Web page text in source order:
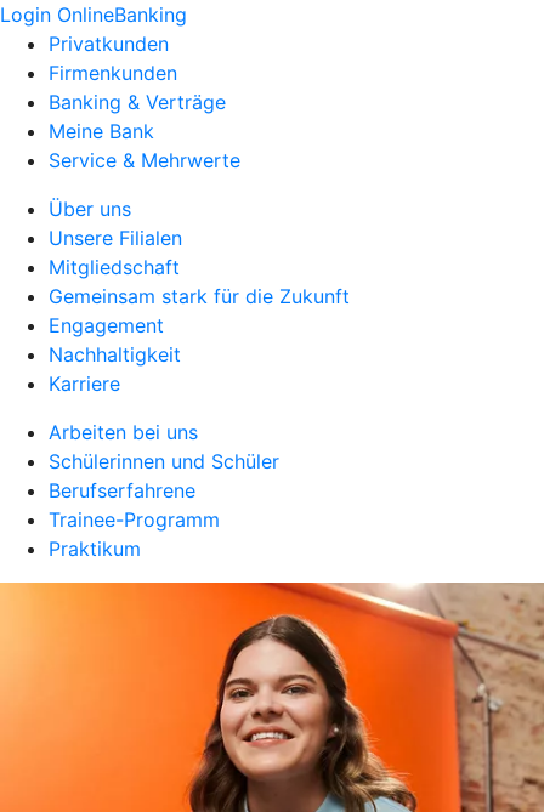
Login OnlineBanking
Privatkunden
Firmenkunden
Banking & Verträge
Meine Bank
Service & Mehrwerte
Über uns
Unsere Filialen
Mitgliedschaft
Gemeinsam stark für die Zukunft
Engagement
Nachhaltigkeit
Karriere
Arbeiten bei uns
Schülerinnen und Schüler
Berufserfahrene
Trainee-Programm
Praktikum